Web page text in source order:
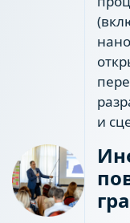
и